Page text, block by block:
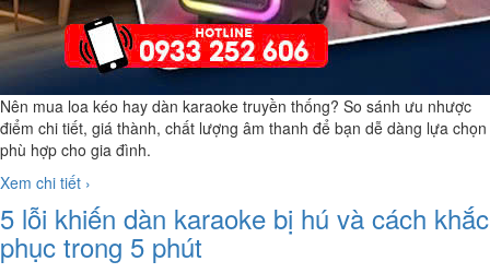
Nên mua loa kéo hay dàn karaoke truyền thống? So sánh ưu nhược
điểm chi tiết, giá thành, chất lượng âm thanh để bạn dễ dàng lựa chọn
phù hợp cho gia đình.
Xem chi tiết ›
5 lỗi khiến dàn karaoke bị hú và cách khắc
phục trong 5 phút